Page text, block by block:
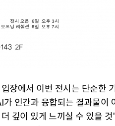
장에서 이번 전시는 단순한
인간과 융합되는 결과물이
깊이 있게 느끼실 수 있을